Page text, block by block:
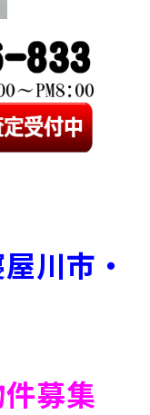
川市 ・
募集